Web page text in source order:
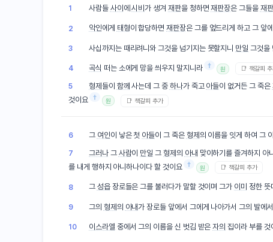
1 사람들 사이 에시비가 생겨재판을 청하면재판장은 그들을 재판
2 악인에게 태형이 합당하면재판장은 그를 엎드리게 하고 그 앞
3 사십까지는 때리려니와 그것을 넘기지는 못할지니 만일 그것을
4 곡식 떠는 소에게 망을 씌우지 말지니라 † 원 📑 책갈피
5 형제 들이 함께 사는데 그 중 하나가 죽고 아들이 없거든 그 죽은
것이요 † 원 📑 책갈피 추가
6 그 여인이 낳은 첫 아들이 그 죽은 형제 의 이름을 잇게 하여 그
7 그러나그 사람이 만일 그형제 의 아내 맞이하기를 즐겨하지 아
를 내게 행하지 아니하나이다 할 것이요 † 원 📑 책갈피 추가
8 그 성읍장로들은 그를 불러다가 말할 것이며 그가 이미 정한 뜻
9 그의 형제 의 아내가 장로들 앞에서 그에게 나아가서 그의 발에
10 이스라엘 중에서 그의 이름을 신 벗김 받은자의 집이라 부를 것